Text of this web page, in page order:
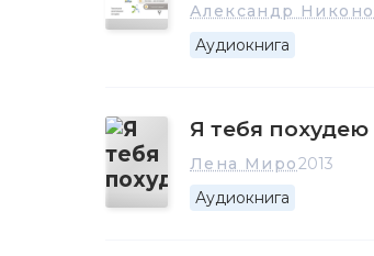
Александр
Аудиокнига
Я тебя похудею
Лена Миро2013
Аудиокнига